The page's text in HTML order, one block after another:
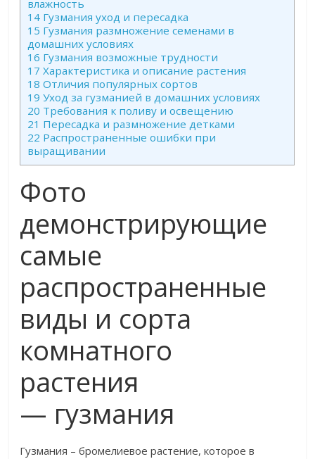
влажность
14 Гузмания уход и пересадка
15 Гузмания размножение семенами в
домашних условиях
16 Гузмания возможные трудности
17 Характеристика и описание растения
18 Отличия популярных сортов
19 Уход за гузманией в домашних условиях
20 Требования к поливу и освещению
21 Пересадка и размножение детками
22 Распространенные ошибки при
выращивании
Фото
демонстрирующие
самые
распространенные
виды и сорта
комнатного
растения
— гузмания
Гузмания – бромелиевое растение, которое в